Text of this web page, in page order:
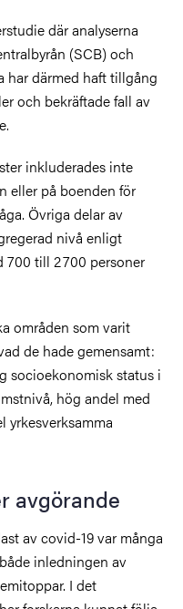
där analyserna
(SCB) och
har därmed haft tillgång
och bekräftade fall av
inkluderades inte
eller på boenden för
Övriga delar av
nivå enligt
700 till 2 700 personer
områden som varit
de hade gemensamt:
socioekonomisk status i
hög andel med
yrkesverksamma
avgörande
av covid-19 var många
inledningen av
I det